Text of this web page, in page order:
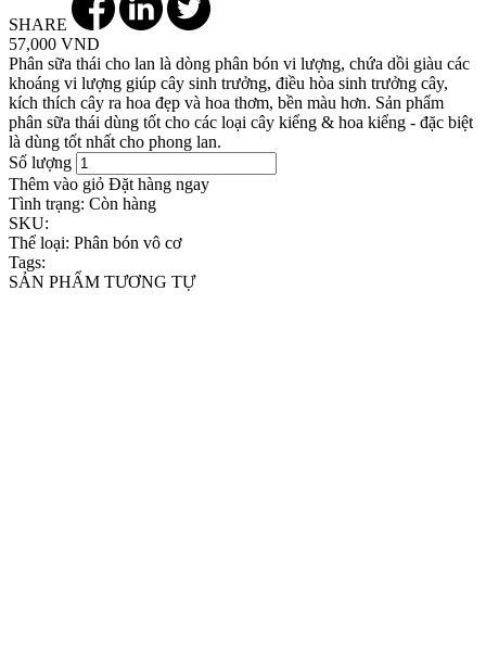
SHARE
57,000 VND
Phân sữa thái cho lan là dòng phân bón vi lượng, chứa dồi giàu các
khoáng vi lượng giúp cây sinh trưởng, điều hòa sinh trưởng cây,
kích thích cây ra hoa đẹp và hoa thơm, bền màu hơn. Sản phẩm
phân sữa thái dùng tốt cho các loại cây kiểng & hoa kiểng - đặc biệt
là dùng tốt nhất cho phong lan.
Số lượng
Thêm vào giỏ Đặt hàng ngay
Tình trạng: Còn hàng
SKU:
Thể loại: Phân bón vô cơ
Tags:
SẢN PHẨM TƯƠNG TỰ